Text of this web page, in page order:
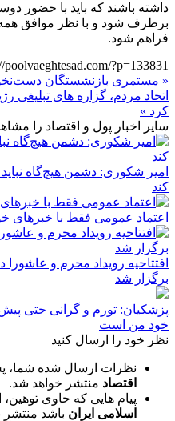
داشته باشند که باید با حضور
برطرف شود و با نظر موافق
فراهم شود.
poolvaeghtesad.com/?p=133831
« مستمری بازنشستگان
اتحاد مردم، گزاره های تبلیغی
کرد »
سایر اخبار پول و اقتصاد را
امیر شکوری: دشمن هیچ‌گاه
کند
اعتماد عمومی فقط با
افتتاحیه رویداد محرم و عاشورا
برگزار شد
پزشکیان: تورم و گرانی حتی
خود من است
نظر خود را ارسال کنید
نظرات ارسال شده شما،
اقتصاد منتشر خواهد شد.
پیام هایی که حاوی توهین،
اسلامی ایران باشد منتشر